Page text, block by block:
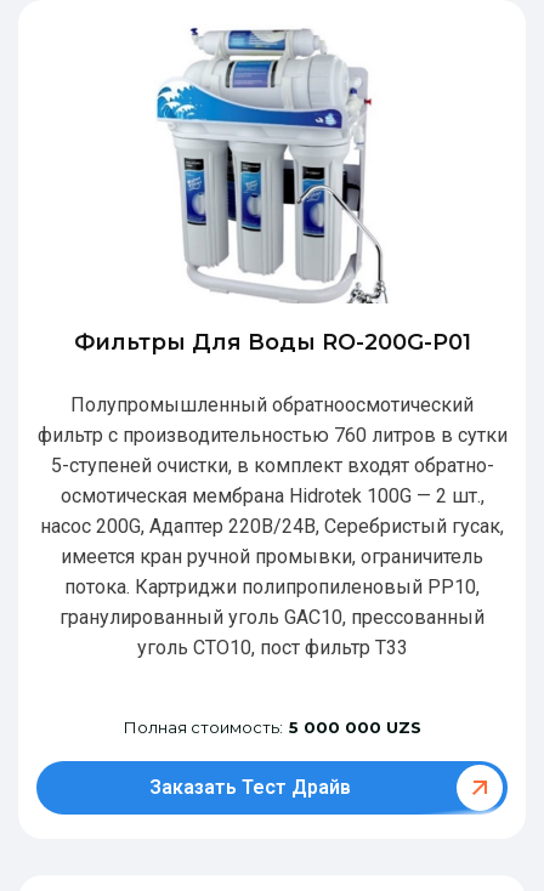
Фильтры Для Воды RO-200G-P01
Полупромышленный обратноосмотический
фильтр с производительностью 760 литров в сутки
5-ступеней очистки, в комплект входят обратно-
осмотическая мембрана Hidrotek 100G — 2 шт.,
насос 200G, Адаптер 220В/24В, Серебристый гусак,
имеется кран ручной промывки, ограничитель
потока. Картриджи полипропиленовый РР10,
гранулированный уголь GAC10, прессованный
уголь CTO10, пост фильтр T33
Полная стоимость: 5 000 000 UZS
Заказать Тест Драйв